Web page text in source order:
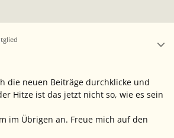
die neuen Beiträge durchklicke und
Hitze ist das jetzt nicht so, wie es sein
im Übrigen an. Freue mich auf den